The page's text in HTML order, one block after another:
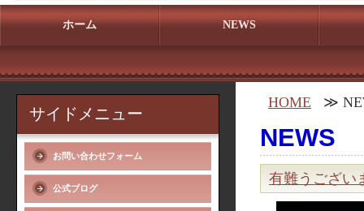
ホーム NEWS
HOME ≫
NEWS
有難うござい
サイドメニュー
お問い合わせフォーム
公式ブログ